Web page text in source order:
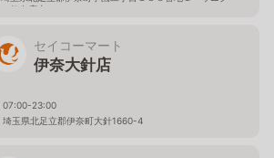
ス伊奈店内
セイコーマート
伊奈大針店
07:00-23:00
埼玉県北足立郡伊奈町大針1660-4